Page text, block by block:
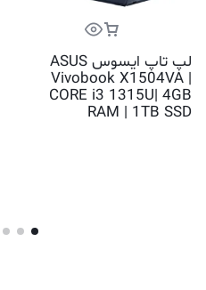
لپ تاپ ایسوس ASUS
Vivobook X1504VA |
CORE i3 1315U| 4GB
RAM | 1TB SSD